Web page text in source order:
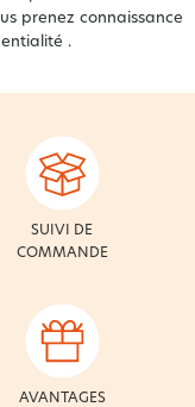
prenez connaissance
.
SUIVI DE
COMMANDE
AVANTAGES